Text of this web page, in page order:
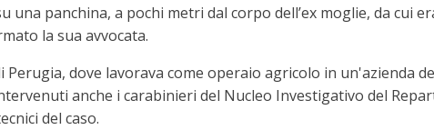
panchina, a pochi metri dal corpo dell’ex moglie, da cui
la sua avvocata.
dove lavorava come operaio agricolo in un'azienda
anche i carabinieri del Nucleo Investigativo del
del caso.